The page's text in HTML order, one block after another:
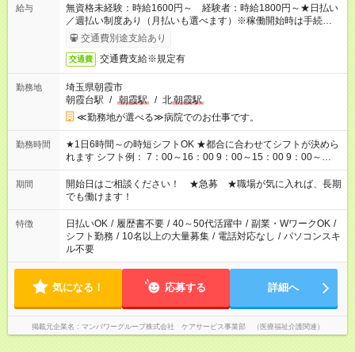
給与
無資格未経験：時給1600円～ 経験者：時給1800円～★日払い
／週払い制度あり（月払いも選べます）※稼働開始時は手続き完
了次第のお支払いとなります。
交通費別途支給あり
交通費 交通費支給※規定有
勤務地
埼玉県朝霞市
朝霞台駅 / 朝霞駅 / 北朝霞駅
≪勤務地が選べる≫病院でのお仕事です。
勤務時間
★1日6時間～の時短シフトOK ★都合に合わせてシフトが決めら
れます シフト例： 7：00～16：00 9：00～15：00 9：00～
18：00 11：00～20：00 など ※Wワークの場合、他のお仕事と
合わせ週40時間超の就業はご案内できません ※法令に基づき、
週20時間以上勤務は社会保険への加入対象となります ※労働者
派遣法（日雇い派遣の原則禁止）により、短時間・短期間の就
業はご案内が難しい場合があります
期間
開始日はご相談ください！ ★急募 ★職場が気に入れば、長期
でも働けます！
特徴 日払いOK / 履歴書不要 / 40～50代活躍中 / 副業・WワークOK /
シフト勤務 / 10名以上の大量募集 / 電話対応なし / パソコンスキ
ル不要
気になる！ 応募する 詳細へ
掲載元企業名 マンパワーグループ株式会社 ケアサービス事業部 （医療福祉介護関連）